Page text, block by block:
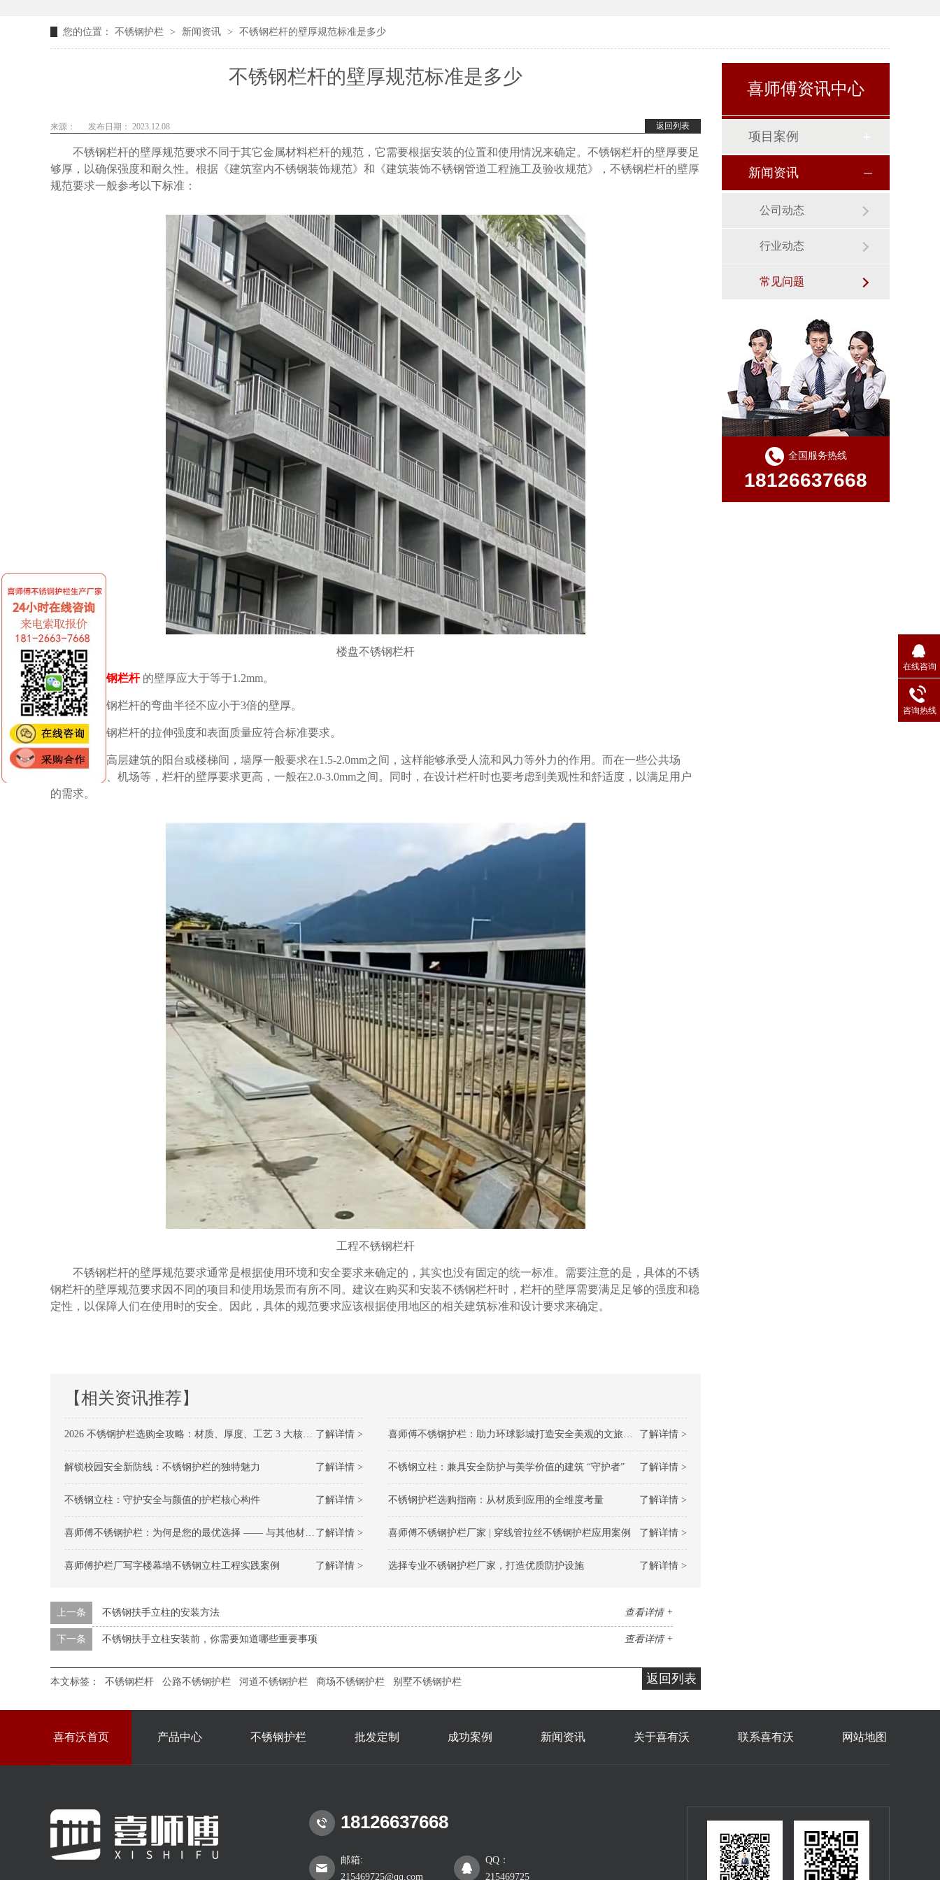
您的位置： 不锈钢护栏 > 新闻资讯 > 不锈钢栏杆的壁厚规范标准是多少
不锈钢栏杆的壁厚规范标准是多少
返回列表
来源： 发布日期： 2023.12.08
不锈钢栏杆的壁厚规范要求不同于其它金属材料栏杆的规范，它需要根据安装的位置和使用情况来确定。不锈钢栏杆的壁厚要足
够厚，以确保强度和耐久性。根据《建筑室内不锈钢装饰规范》和《建筑装饰不锈钢管道工程施工及验收规范》，不锈钢栏杆的壁厚
规范要求一般参考以下标准：
楼盘不锈钢栏杆
1.不锈钢栏杆 的壁厚应大于等于1.2mm。
2. 不锈钢栏杆的弯曲半径不应小于3倍的壁厚。
3. 不锈钢栏杆的拉伸强度和表面质量应符合标准要求。
一般 在高层建筑的阳台或楼梯间，墙厚一般要求在1.5-2.0mm之间，这样能够承受人流和风力等外力的作用。而在一些公共场
所，如商场、机场等，栏杆的壁厚要求更高，一般在2.0-3.0mm之间。同时，在设计栏杆时也要考虑到美观性和舒适度，以满足用户
的需求。
工程不锈钢栏杆
不锈钢栏杆的壁厚规范要求通常是根据使用环境和安全要求来确定的，其实也没有固定的统一标准。需要注意的是，具体的不锈
钢栏杆的壁厚规范要求因不同的项目和使用场景而有所不同。建议在购买和安装不锈钢栏杆时，栏杆的壁厚需要满足足够的强度和稳
定性，以保障人们在使用时的安全。因此，具体的规范要求应该根据使用地区的相关建筑标准和设计要求来确定。
【相关资讯推荐】
了解详情 >
2026 不锈钢护栏选购全攻略：材质、厚度、工艺 3 大核心维度不踩坑 了解详情 >
喜师傅不锈钢护栏：助力环球影城打造安全美观的文旅防护标杆
了解详情 >
解锁校园安全新防线：不锈钢护栏的独特魅力 了解详情 >
不锈钢立柱：兼具安全防护与美学价值的建筑 “守护者”
了解详情 >
不锈钢立柱：守护安全与颜值的护栏核心构件 了解详情 >
不锈钢护栏选购指南：从材质到应用的全维度考量​
了解详情 >
喜师傅不锈钢护栏：为何是您的最优选择 —— 与其他材质护栏的全面对比 了解详情 >
喜师傅不锈钢护栏厂家 | 穿线管拉丝不锈钢护栏应用案例
了解详情 >
喜师傅护栏厂写字楼幕墙不锈钢立柱工程实践案例 了解详情 >
选择专业不锈钢护栏厂家，打造优质防护设施
查看详情 +
上一条 不锈钢扶手立柱的安装方法
查看详情 +
下一条 不锈钢扶手立柱安装前，你需要知道哪些重要事项
返回列表
本文标签： 不锈钢栏杆 公路不锈钢护栏 河道不锈钢护栏 商场不锈钢护栏 别墅不锈钢护栏
喜师傅资讯中心
项目案例
新闻资讯
公司动态
行业动态
常见问题
全国服务热线
18126637668
喜有沃首页 产品中心 不锈钢护栏 批发定制 成功案例 新闻资讯 关于喜有沃 联系喜有沃 网站地图
18126637668
邮箱:
215469725@qq.com
QQ：
215469725
在线咨询
咨询热线